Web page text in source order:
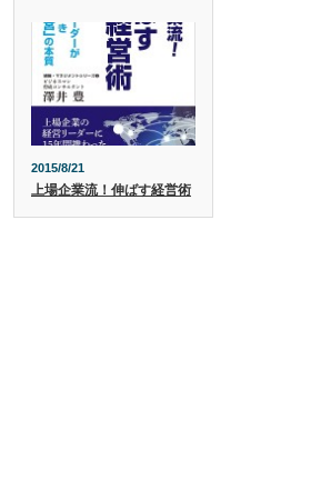
2015/8/21
上場企業流！伸ばす経営術